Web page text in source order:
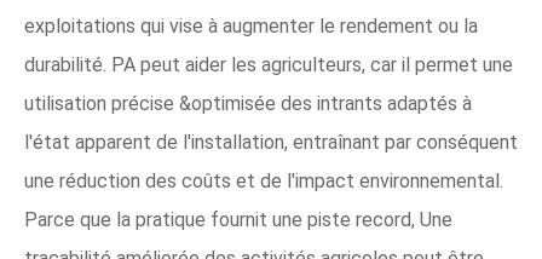
exploitations qui vise à augmenter le rendement ou la
durabilité. PA peut aider les agriculteurs, car il permet une
utilisation précise &optimisée des intrants adaptés à
l'état apparent de l'installation, entraînant par conséquent
une réduction des coûts et de l'impact environnemental.
Parce que la pratique fournit une piste record, Une